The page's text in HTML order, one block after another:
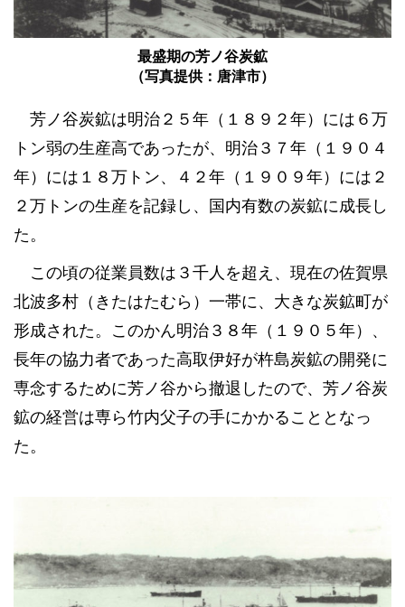
最盛期の芳ノ谷炭鉱
（写真提供：唐津市）
芳ノ谷炭鉱は明治２５年（１８９２年）には６万
トン弱の生産高であったが、明治３７年（１９０４
年）には１８万トン、４２年（１９０９年）には２
２万トンの生産を記録し、国内有数の炭鉱に成長し
た。
この頃の従業員数は３千人を超え、現在の佐賀県
北波多村（きたはたむら）一帯に、大きな炭鉱町が
形成された。このかん明治３８年（１９０５年）、
長年の協力者であった高取伊好が杵島炭鉱の開発に
専念するために芳ノ谷から撤退したので、芳ノ谷炭
鉱の経営は専ら竹内父子の手にかかることとなっ
た。